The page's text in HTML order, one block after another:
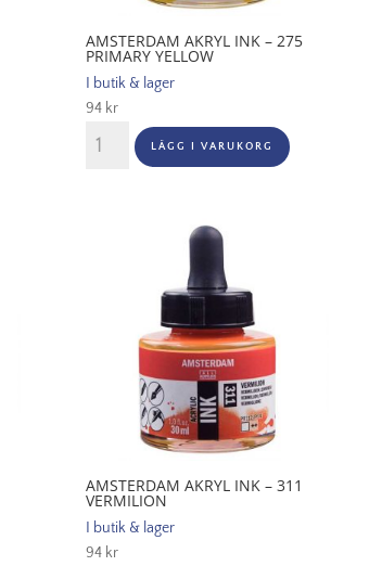
AMSTERDAM AKRYL INK – 275
PRIMARY YELLOW
I butik & lager
94 kr
Amsterdam
Akryl
LÄGG I VARUKORG
AMSTERDAM AKRYL INK – 311
VERMILION
I butik & lager
94 kr